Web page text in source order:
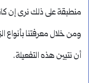
منطبقة على ذلك نرى إن
ومن خلال معرفتنا بأنواع
أن نتبين هذه التفعيلة.